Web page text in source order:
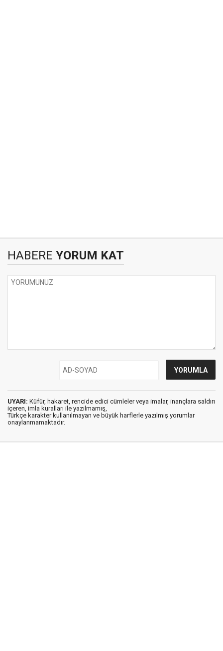
HABERE YORUM KAT
UYARI: Küfür, hakaret, rencide edici cümleler veya imalar, inançlara saldırı
içeren, imla kuralları ile yazılmamış,
Türkçe karakter kullanılmayan ve büyük harflerle yazılmış yorumlar
onaylanmamaktadır.